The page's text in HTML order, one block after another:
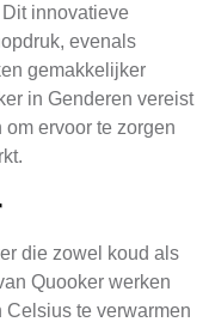
innovatieve
evenals
gemakkelijker
in Genderen vereist
ervoor te zorgen
die zowel koud als
Quooker werken
Celsius te verwarmen